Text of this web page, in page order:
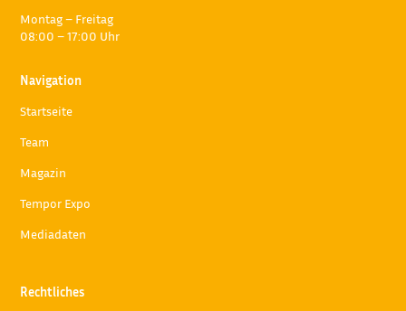
Montag – Freitag
08:00 – 17:00 Uhr
Navigation
Startseite
Team
Magazin
Tempor Expo
Mediadaten
Rechtliches